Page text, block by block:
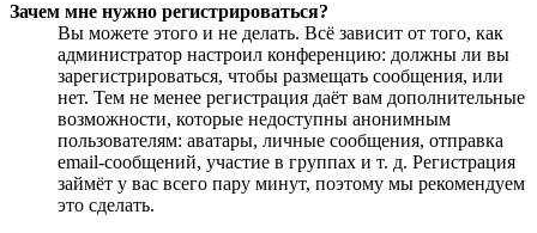
Зачем мне нужно регистрироваться?
Вы можете этого и не делать. Всё зависит от того, как
администратор настроил конференцию: должны ли вы
зарегистрироваться, чтобы размещать сообщения, или
нет. Тем не менее регистрация даёт вам дополнительные
возможности, которые недоступны анонимным
пользователям: аватары, личные сообщения, отправка
email-сообщений, участие в группах и т. д. Регистрация
займёт у вас всего пару минут, поэтому мы рекомендуем
это сделать.